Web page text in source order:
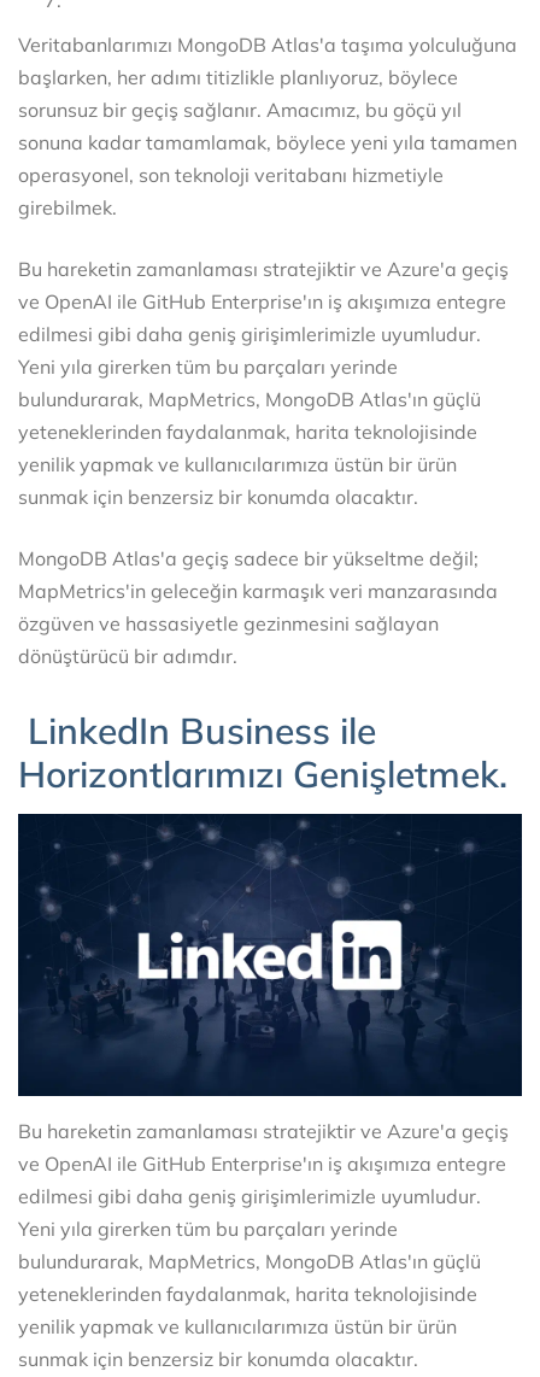
Veritabanlarımızı MongoDB Atlas'a taşıma yolculuğuna
başlarken, her adımı titizlikle planlıyoruz, böylece
sorunsuz bir geçiş sağlanır. Amacımız, bu göçü yıl
sonuna kadar tamamlamak, böylece yeni yıla tamamen
operasyonel, son teknoloji veritabanı hizmetiyle
girebilmek.
Bu hareketin zamanlaması stratejiktir ve Azure'a geçiş
ve OpenAI ile GitHub Enterprise'ın iş akışımıza entegre
edilmesi gibi daha geniş girişimlerimizle uyumludur.
Yeni yıla girerken tüm bu parçaları yerinde
bulundurarak, MapMetrics, MongoDB Atlas'ın güçlü
yeteneklerinden faydalanmak, harita teknolojisinde
yenilik yapmak ve kullanıcılarımıza üstün bir ürün
sunmak için benzersiz bir konumda olacaktır.
MongoDB Atlas'a geçiş sadece bir yükseltme değil;
MapMetrics'in geleceğin karmaşık veri manzarasında
özgüven ve hassasiyetle gezinmesini sağlayan
dönüştürücü bir adımdır.
LinkedIn Business ile
Horizontlarımızı Genişletmek.
Bu hareketin zamanlaması stratejiktir ve Azure'a geçiş
ve OpenAI ile GitHub Enterprise'ın iş akışımıza entegre
edilmesi gibi daha geniş girişimlerimizle uyumludur.
Yeni yıla girerken tüm bu parçaları yerinde
bulundurarak, MapMetrics, MongoDB Atlas'ın güçlü
yeteneklerinden faydalanmak, harita teknolojisinde
yenilik yapmak ve kullanıcılarımıza üstün bir ürün
sunmak için benzersiz bir konumda olacaktır.